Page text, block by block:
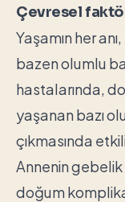
Çevresel
Yaşamın her
bazen olumlu
hastalarında,
yaşanan bazı
çıkmasında
Annenin gebelik
doğum